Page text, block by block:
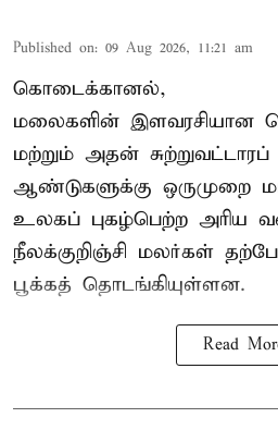
Published on: 09 Aug 2026, 11:21 am
கொடைக்கானல்,
மலைகளின் இளவரசியான
மற்றும் அதன் சுற்றுவட்டாரப்
ஆண்டுகளுக்கு ஒருமுறை
உலகப் புகழ்பெற்ற அரிய
நீலக்குறிஞ்சி மலர்கள்
பூக்கத் தொடங்கியுள்ளன.
Read